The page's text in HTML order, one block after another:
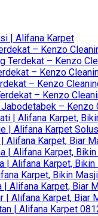
| Alifana Karpet
– Kenzo
Terdekat – Kenzo
– Kenzo
– Kenzo
– Kenzo
–
| Alifana Karpet,
| Alifana Karpet
Karpet, Biar
| Alifana Karpet,
| Alifana Karpet,
Karpet, Bikin
Alifana Karpet, Biar
Alifana Karpet, Biar
| Alifana Karpet